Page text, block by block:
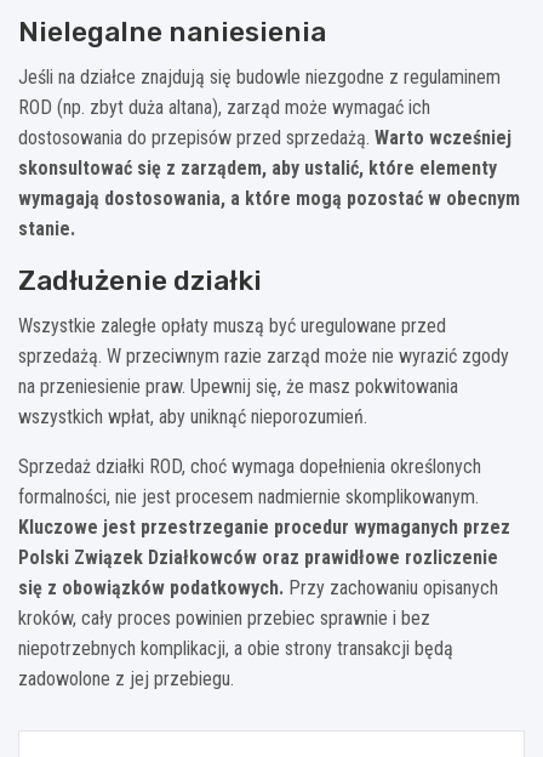
Nielegalne naniesienia
Jeśli na działce znajdują się budowle niezgodne z regulaminem
ROD (np. zbyt duża altana), zarząd może wymagać ich
dostosowania do przepisów przed sprzedażą. Warto wcześniej
skonsultować się z zarządem, aby ustalić, które elementy
wymagają dostosowania, a które mogą pozostać w obecnym
stanie.
Zadłużenie działki
Wszystkie zaległe opłaty muszą być uregulowane przed
sprzedażą. W przeciwnym razie zarząd może nie wyrazić zgody
na przeniesienie praw. Upewnij się, że masz pokwitowania
wszystkich wpłat, aby uniknąć nieporozumień.
Sprzedaż działki ROD, choć wymaga dopełnienia określonych
formalności, nie jest procesem nadmiernie skomplikowanym.
Kluczowe jest przestrzeganie procedur wymaganych przez
Polski Związek Działkowców oraz prawidłowe rozliczenie
się z obowiązków podatkowych. Przy zachowaniu opisanych
kroków, cały proces powinien przebiec sprawnie i bez
niepotrzebnych komplikacji, a obie strony transakcji będą
zadowolone z jej przebiegu.